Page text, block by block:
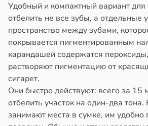
Удобный и компактный вариант для
отбелить не все зубы, а отдельные
пространство между зубами,
покрывается пигментированным
карандашей содержатся
растворяют пигментацию от
сигарет.
Они быстро действуют: всего за 15
отбелить участок на один-два
занимают места в сумке, им удобно